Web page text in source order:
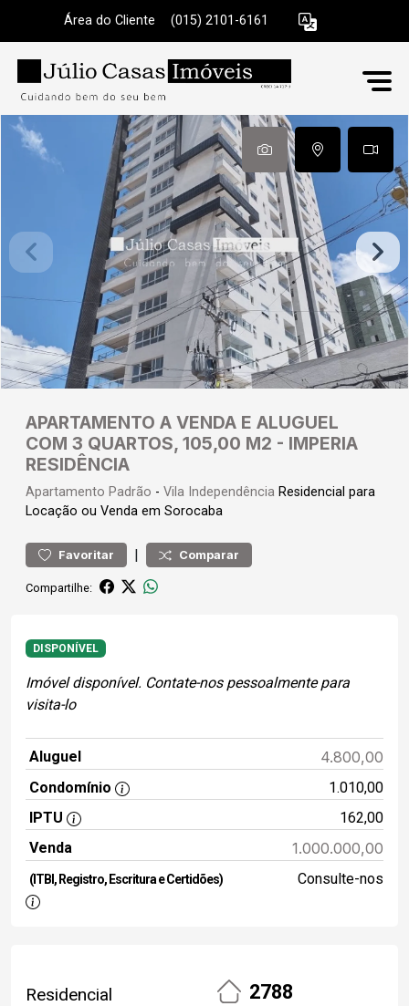
Área do Cliente (015) 2101-6161
APARTAMENTO A VENDA E ALUGUEL
COM 3 QUARTOS, 105,00 M2 - IMPERIA
RESIDÊNCIA
Apartamento Padrão - Vila Independência Residencial para
Locação ou Venda em Sorocaba
Favoritar | Comparar
Compartilhe:
DISPONÍVEL
Imóvel disponível. Contate-nos pessoalmente para
visita-lo
Aluguel 4.800,00
Condomínio
1.010,00
IPTU
162,00
Venda
1.000.000,00
(ITBI, Registro, Escritura e Certidões) Consulte-nos
Residencial 2788